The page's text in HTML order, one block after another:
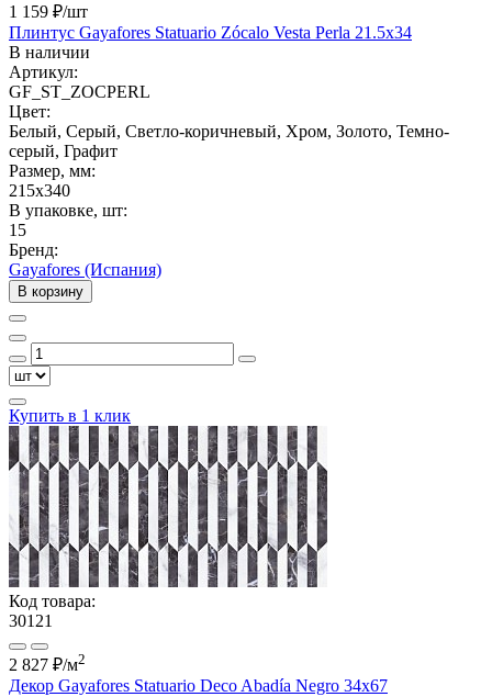
1 159 ₽/шт
Плинтус Gayafores Statuario Zócalo Vesta Perla 21.5x34
В наличии
Артикул:
GF_ST_ZOCPERL
Цвет:
Белый, Серый, Светло-коричневый, Хром, Золото, Темно-
серый, Графит
Размер, мм:
215x340
В упаковке, шт:
15
Бренд:
Gayafores (Испания)
В корзину
Купить в 1 клик
Код товара:
30121
2 827 ₽/м2
Декор Gayafores Statuario Deco Abadía Negro 34x67